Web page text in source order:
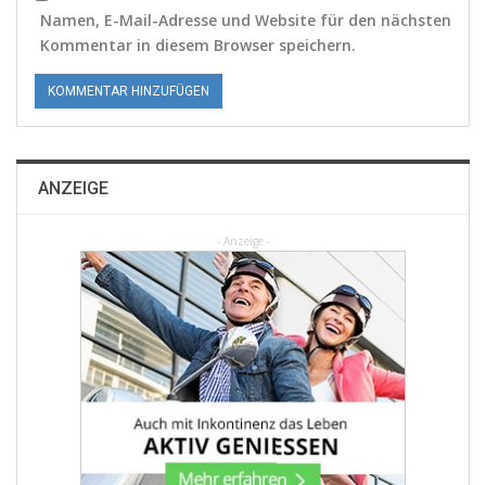
Namen, E-Mail-Adresse und Website für den nächsten
Kommentar in diesem Browser speichern.
ANZEIGE
- Anzeige -